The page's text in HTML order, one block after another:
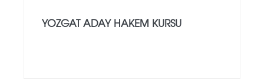
YOZGAT ADAY HAKEM KURSU